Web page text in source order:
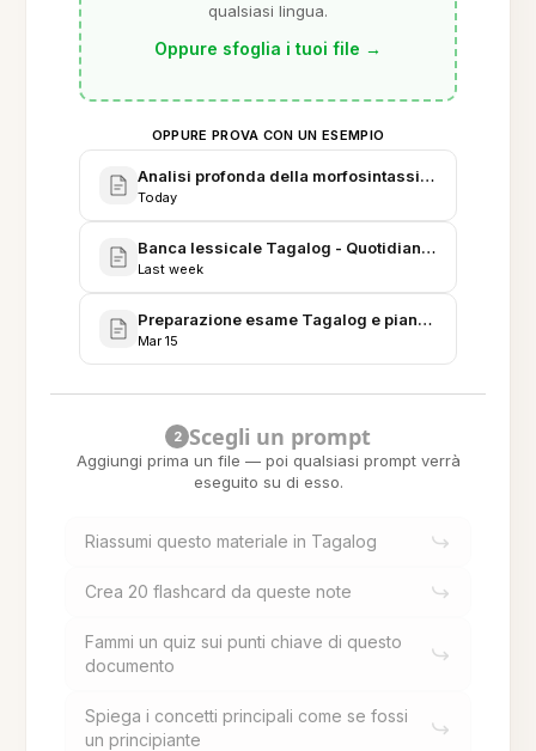
qualsiasi lingua.
Oppure sfoglia i tuoi file →
OPPURE PROVA CON UN ESEMPIO
Analisi profonda della morfosintassi del Tagalog -
Today
Banca lessicale Tagalog - Quotidiano,
Last week
Preparazione esame Tagalog e piano di studio -
Mar 15
2 Scegli un prompt
Aggiungi prima un file — poi qualsiasi prompt verrà
eseguito su di esso.
Riassumi questo materiale in Tagalog
Crea 20 flashcard da queste note
Fammi un quiz sui punti chiave di questo
documento
Spiega i concetti principali come se fossi
un principiante